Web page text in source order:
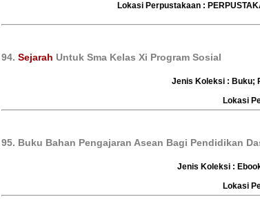
Lokasi Perpustakaan :
94. Sejarah Untuk Sma Kelas Xi Program Sosial
Jenis Koleksi : Buku;
Lokasi
95. Buku Bahan Pengajaran Asean Bagi Pendidikan
Jenis Koleksi :
Lokasi